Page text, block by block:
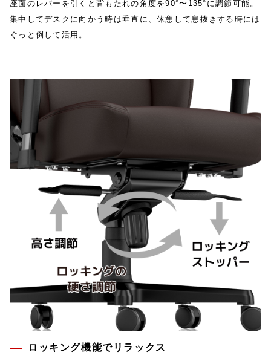
座面のレバーを引くと背もたれの角度を90°〜135°に調節可能。
集中してデスクに向かう時は垂直に、休憩して息抜きする時には
ぐっと倒して活用。
ロッキング機能でリラックス